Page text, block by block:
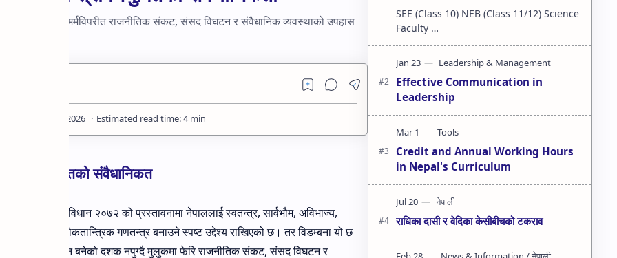
र त्यसको मर्मविपरीत राजनीतिक संकट, संसद विघटन र संवैधानिक व्यवस्थाको उपहास
नियुक्तिको संवैधानिकत
नेपालको संविधान २०७२ को प्रस्तावनामा नेपाललाई स्वतन्त्र, सार्वभौम, अविभाज्य,
समावेशी, लोकतान्त्रिक गणतन्त्र बनाउने स्पष्ट उद्देश्य राखिएको छ। तर विडम्बना यो छ
कि, संविधान बनेको दशक नपुग्दै मुलुकमा फेरि राजनीतिक संकट, संसद विघटन र
SEE (Class 10) NEB (Class 11/12) Science
Faculty …
Effective Communication in
Leadership
Credit and Annual Working Hours
in Nepal's Curriculum
राधिका दासी र वेदिका केसीबीचको टकराव